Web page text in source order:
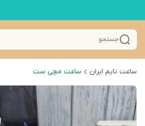
جستجو
ساعت تایم ایران ساعت مچی ست